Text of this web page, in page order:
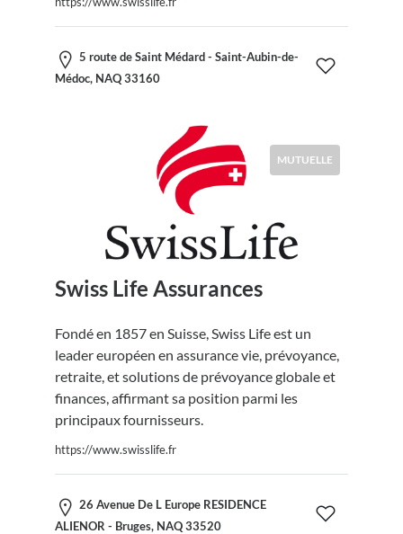
5 route de Saint Médard - Saint-Aubin-de-
Médoc, NAQ 33160
MUTUELLE
Swiss Life Assurances
Fondé en 1857 en Suisse, Swiss Life est un
leader européen en assurance vie, prévoyance,
retraite, et solutions de prévoyance globale et
finances, affirmant sa position parmi les
principaux fournisseurs.
https://www.swisslife.fr
26 Avenue De L Europe RESIDENCE
ALIENOR - Bruges, NAQ 33520